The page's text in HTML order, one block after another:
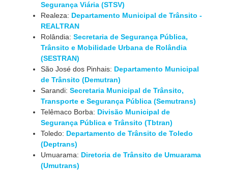
Segurança Viária (STSV)
Realeza: Departamento Municipal de Trânsito -
REALTRAN
Rolândia: Secretaria de Segurança Pública,
Trânsito e Mobilidade Urbana de Rolândia
(SESTRAN)
São José dos Pinhais: Departamento Municipal
de Trânsito (Demutran)
Sarandi: Secretaria Municipal de Trânsito,
Transporte e Segurança Pública (Semutrans)
Telêmaco Borba: Divisão Municipal de
Segurança Pública e Trânsito (Tbtran)
Toledo: Departamento de Trânsito de Toledo
(Deptrans)
Umuarama: Diretoria de Trânsito de Umuarama
(Umutrans)